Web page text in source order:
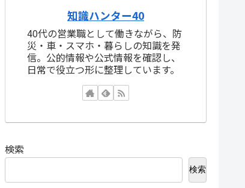
知識ハンター40
40代の営業職として働きながら、防
災・車・スマホ・暮らしの知識を発
信。公的情報や公式情報を確認し、
日常で役立つ形に整理しています。
検索
検索